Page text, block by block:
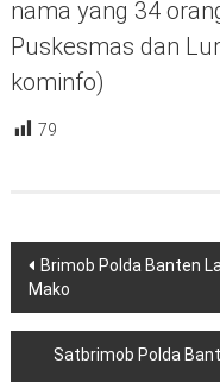
nama yang 34
Puskesmas dan
kominfo)
79
Navigasi
pos
Brimob Polda Banten
Mako
Satbrimob Polda